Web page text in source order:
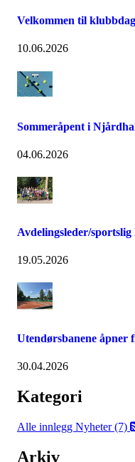
Velkommen til
10.06.2026
Sommeråpent i
04.06.2026
Avdelingsleder/
19.05.2026
Utendørsbanene åpner
30.04.2026
Kategori
Alle innlegg Nyheter (7)
Arkiv